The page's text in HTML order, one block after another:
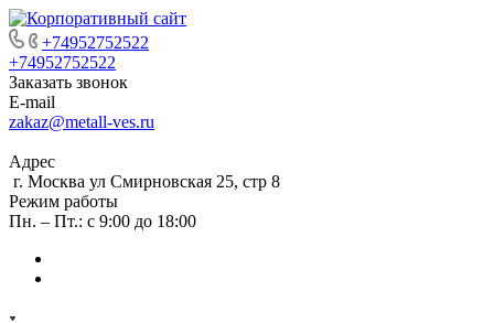
+74952752522
+74952752522
Заказать звонок
E-mail
zakaz@metall-ves.ru
Адрес
г. Москва ул Смирновская 25, стр 8
Режим работы
Пн. – Пт.: с 9:00 до 18:00